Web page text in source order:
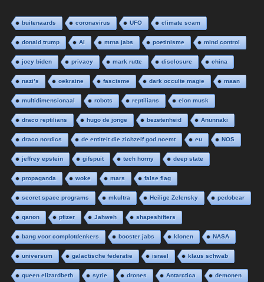
buitenaards coronavirus UFO climate scam
donald trump AI mrna jabs poetinisme mind control
joey biden privacy mark rutte disclosure china
nazi’s oekraine fascisme dark occulte magie maan
multidimensionaal robots reptilians elon musk
draco reptilians hugo de jonge bezetenheid Anunnaki
draco nordics de entiteit die zichzelf god noemt eu NOS
jeffrey epstein gifspuit tech horny deep state
propaganda woke mars false flag
secret space programs mkultra Heilige Zelensky pedobear
qanon pfizer Jahweh shapeshifters
bang voor complotdenkers booster jabs klonen NASA
universum galactische federatie israel klaus schwab
queen elizardbeth syrie drones Antarctica demonen